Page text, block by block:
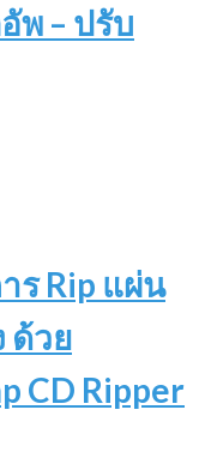
พ – ปรับ
ร Rip แผ่น
ด้วย
CD Ripper